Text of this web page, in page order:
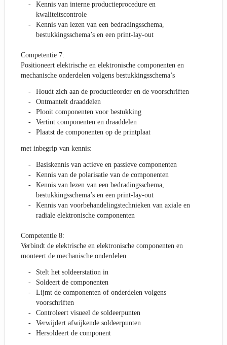
Kennis van interne productieprocedure en
kwaliteitscontrole
Kennis van lezen van een bedradingsschema,
bestukkingsschema’s en een print-lay-out
Competentie 7:
Positioneert elektrische en elektronische componenten en
mechanische onderdelen volgens bestukkingsschema’s
Houdt zich aan de productieorder en de voorschriften
Ontmantelt draaddelen
Plooit componenten voor bestukking
Vertint componenten en draaddelen
Plaatst de componenten op de printplaat
met inbegrip van kennis:
Basiskennis van actieve en passieve componenten
Kennis van de polarisatie van de componenten
Kennis van lezen van een bedradingsschema,
bestukkingsschema’s en een print-lay-out
Kennis van voorbehandelingstechnieken van axiale en
radiale elektronische componenten
Competentie 8:
Verbindt de elektrische en elektronische componenten en
monteert de mechanische onderdelen
Stelt het soldeerstation in
Soldeert de componenten
Lijmt de componenten of onderdelen volgens
voorschriften
Controleert visueel de soldeerpunten
Verwijdert afwijkende soldeerpunten
Hersoldeert de component